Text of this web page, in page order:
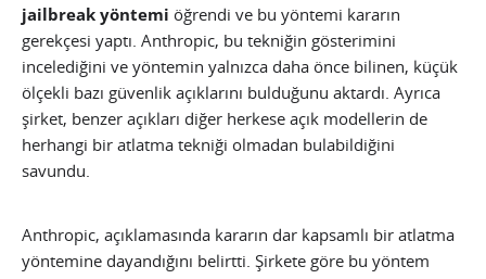
jailbreak yöntemi öğrendi ve bu yöntemi kararın
gerekçesi yaptı. Anthropic, bu tekniğin gösterimini
incelediğini ve yöntemin yalnızca daha önce bilinen, küçük
ölçekli bazı güvenlik açıklarını bulduğunu aktardı. Ayrıca
şirket, benzer açıkları diğer herkese açık modellerin de
herhangi bir atlatma tekniği olmadan bulabildiğini
savundu.
Anthropic, açıklamasında kararın dar kapsamlı bir atlatma
yöntemine dayandığını belirtti. Şirkete göre bu yöntem